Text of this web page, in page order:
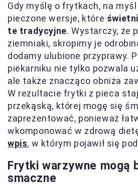
Gdy myślę o frytkach, na
pieczone wersje, które
te tradycyjne. Wystarczy, że
ziemniaki, skropimy je
dodamy ulubione przyprawy.
piekarniku nie tylko pozwala
ale także znacząco obniża
W rezultacie frytki z pieca
przekąską, której mogę się
zaprezentować, ponieważ
wkomponować w zdrową
wpis, w którym pojawił się
Frytki warzywne mogą
smaczne